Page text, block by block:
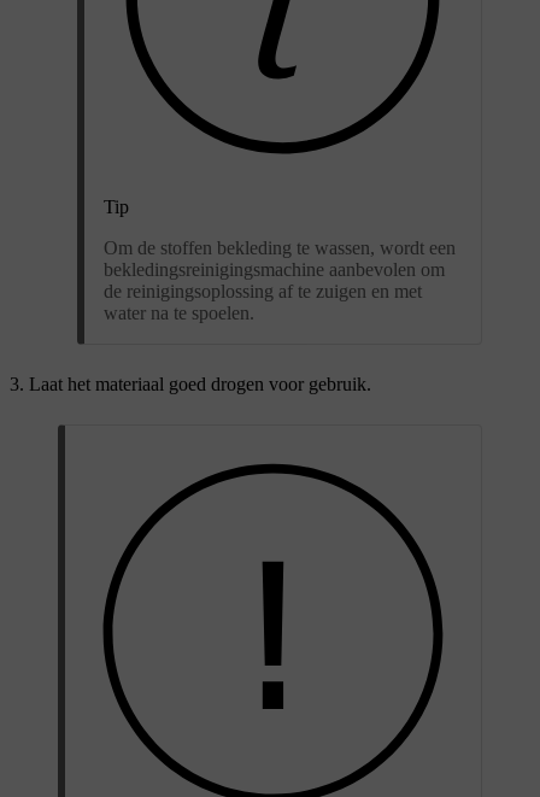
Tip
Om de stoffen bekleding te wassen, wordt een
bekledingsreinigingsmachine aanbevolen om
de reinigingsoplossing af te zuigen en met
water na te spoelen.
Laat het materiaal goed drogen voor gebruik.